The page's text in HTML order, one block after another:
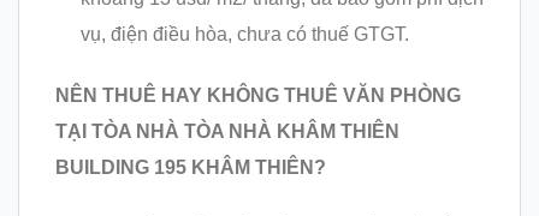
vụ, điện điều hòa, chưa có thuế GTGT.
NÊN THUÊ HAY KHÔNG THUÊ VĂN PHÒNG
TẠI TÒA NHÀ TÒA NHÀ KHÂM THIÊN
BUILDING 195 KHÂM THIÊN?